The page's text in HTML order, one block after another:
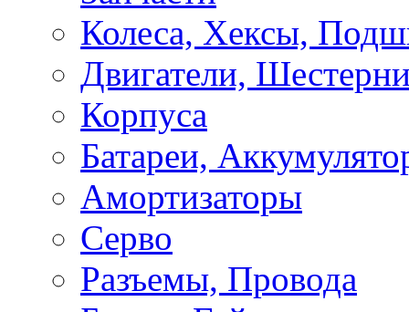
Колеса, Хексы,
Двигатели,
Корпуса
Батареи,
Амортизаторы
Серво
Разъемы, Провода